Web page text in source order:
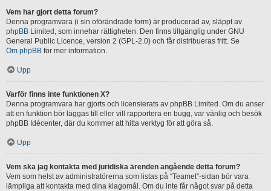
Vem har gjort detta forum?
Denna programvara (i sin oförändrade form) är producerad av, släppt av
phpBB Limited , som innehar rättigheten. Den finns tillgänglig under GNU
General Public Licence, version 2 (GPL-2.0) och får distribueras fritt. Se
Om phpBB för mer information.
Upp
Varför finns inte funktionen X?
Denna programvara har gjorts och licensierats av phpBB Limited. Om du anser
att en funktion bör läggas till eller vill rapportera en bugg, var vänlig och besök
phpBB Idécenter, där du kommer att hitta verktyg för att göra så.
Upp
Vem ska jag kontakta med juridiska ärenden angående detta forum?
Vem som helst av administratörerna som listas på “Teamet”-sidan bör vara
lämpliga att kontakta med dina klagomål. Om du inte får något svar på detta